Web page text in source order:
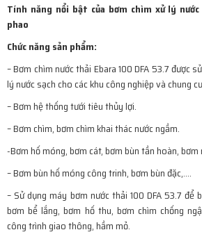
Tính năng nổi bật của bơm chìm xử lý
phao
Chức năng sản phẩm:
– Bơm chìm nước thải Ebara 100 DFA 53.7 được
lý nước sạch cho các khu công nghiệp và chung
– Bơm hệ thống tưới tiêu thủy lợi.
– Bơm chìm, bơm chìm khai thác nước ngầm.
-Bơm hố móng, bơm cát, bơm bùn tần hoàn, bơm
– Bơm bùn hố móng công trinh, bơm bùn đặc,….
– Sử dụng máy bơm nước thải 100 DFA 53.7
bơm bể lắng, bơm hố thu, bơm chìm chống
công trình giao thông, hầm mỏ.